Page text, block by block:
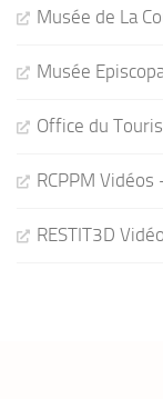
Musée de La
Musée
Office du
RCPPM Vidéos
RESTIT3D Vidéo